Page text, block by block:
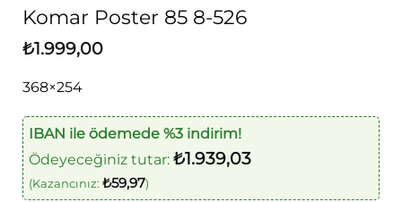
Komar Poster 85 8-526
₺1.999,00
368×254
IBAN ile ödemede %3 indirim!
Ödeyeceğiniz tutar: ₺1.939,03
(Kazancınız: ₺59,97)